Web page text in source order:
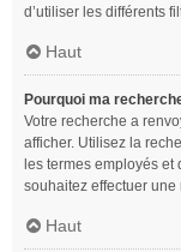
d’utiliser les différents
Haut
Pourquoi ma
Votre recherche a
afficher. Utilisez la
les termes employés
souhaitez effectuer une
Haut